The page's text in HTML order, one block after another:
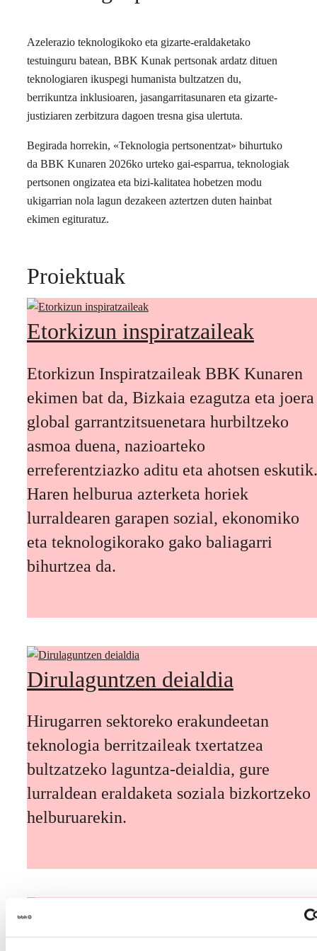
Azelerazio teknologikoko eta gizarte-eraldaketako
testuinguru batean, BBK Kunak pertsonak ardatz dituen
teknologiaren ikuspegi humanista bultzatzen du,
berrikuntza inklusioaren, jasangarritasunaren eta gizarte-
justiziaren zerbitzura dagoen tresna gisa ulertuta.
Begirada horrekin, «Teknologia pertsonentzat» bihurtuko
da BBK Kunaren 2026ko urteko gai-esparrua, teknologiak
pertsonen ongizatea eta bizi-kalitatea hobetzen modu
ukigarrian nola lagun dezakeen aztertzen duten hainbat
ekimen egituratuz.
Proiektuak
Etorkizun inspiratzaileak
Etorkizun Inspiratzaileak BBK Kunaren
ekimen bat da, Bizkaia ezagutza eta joera
global garrantzitsuenetara hurbiltzeko
asmoa duena, nazioarteko
erreferentziazko aditu eta ahotsen eskutik.
Haren helburua azterketa horiek
lurraldearen garapen sozial, ekonomiko
eta teknologikorako gako baliagarri
bihurtzea da.
Dirulaguntzen deialdia
Hirugarren sektoreko erakundeetan
teknologia berritzaileak txertatzea
bultzatzeko laguntza-deialdia, gure
lurraldean eraldaketa soziala bizkortzeko
helburuarekin.
Etorkizuneko biztanleak